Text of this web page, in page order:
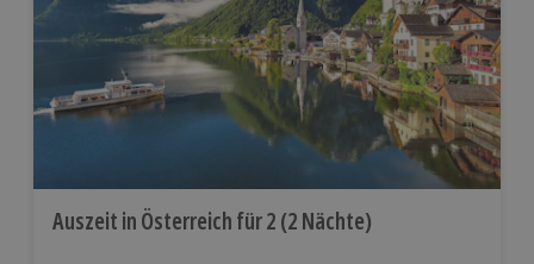
Auszeit in Österreich für 2 (2 Nächte)